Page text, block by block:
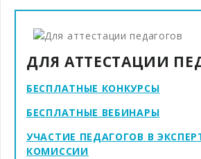
ДЛЯ АТТЕСТАЦИИ
БЕСПЛАТНЫЕ КОНКУРСЫ
БЕСПЛАТНЫЕ ВЕБИНАРЫ
УЧАСТИЕ ПЕДАГОГОВ В
КОМИССИИ